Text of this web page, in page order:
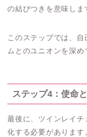
の結びつきを意味しま
このステップでは、
ムとのユニオンを深め
ステップ4：使命
最後に、ツインレイ
化する必要があります